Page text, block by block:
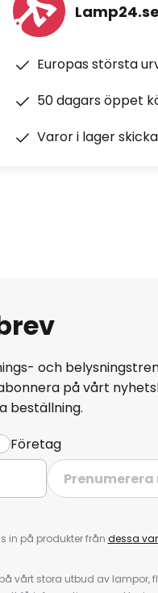
Europas största
50 dagars öppet
Varor i lager
och
på vårt
beställning.
Företag
Prenumerera
in på produkter från dessa
vårt stora utbud av lampor,